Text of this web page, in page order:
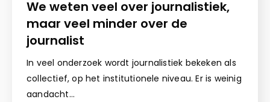
We weten veel over journalistiek,
maar veel minder over de
journalist
In veel onderzoek wordt journalistiek bekeken als
collectief, op het institutionele niveau. Er is weinig
aandacht…